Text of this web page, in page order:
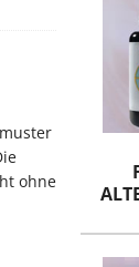
ohne